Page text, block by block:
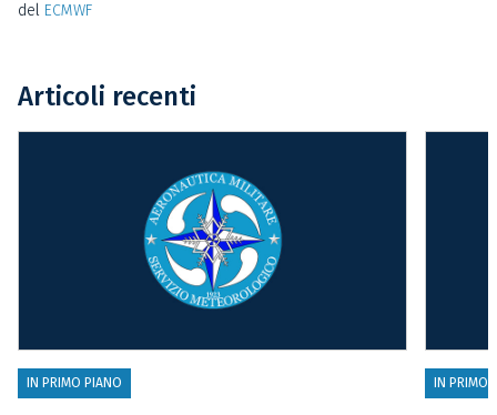
del ECMWF
Articoli recenti
IN PRIMO PIANO IN PRIMO